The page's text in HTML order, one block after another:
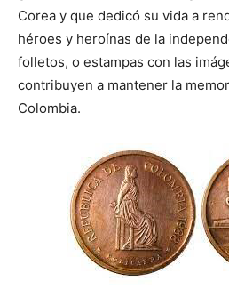
Corea y que dedicó su vida a
héroes y heroínas de la
folletos, o estampas con las
contribuyen a mantener la
Colombia.